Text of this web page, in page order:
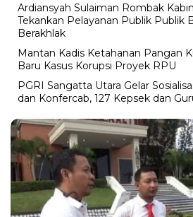
Ardiansyah Sulaiman Rombak
Tekankan Pelayanan Publik Publik
Berakhlak
Mantan Kadis Ketahanan Pangan
Baru Kasus Korupsi Proyek RPU
PGRI Sangatta Utara Gelar
dan Konfercab, 127 Kepsek dan